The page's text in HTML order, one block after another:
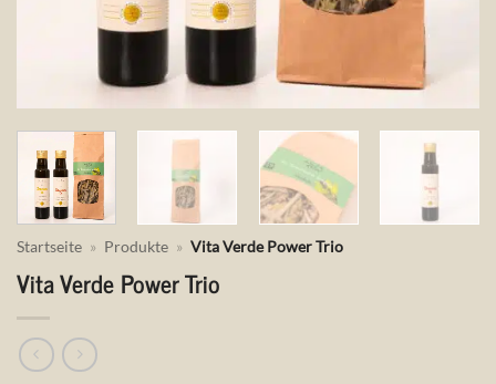
Startseite » Produkte » Vita Verde Power Trio
Vita Verde Power Trio